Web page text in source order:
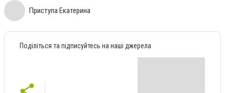
Приступа Екатерина
Поділіться та підписуйтесь на наші джерела